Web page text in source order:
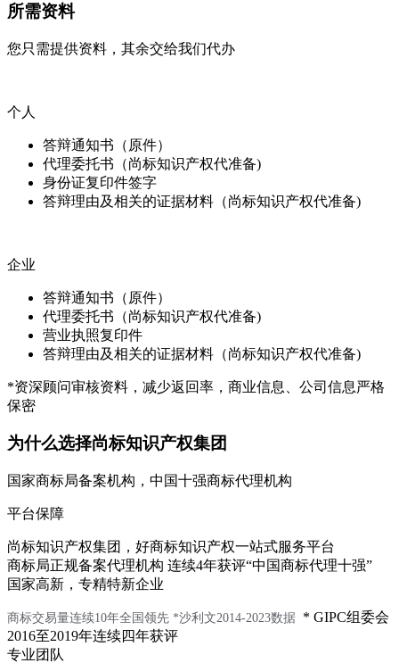
所需资料
您只需提供资料，其余交给我们代办
个人
答辩通知书（原件）
代理委托书（尚标知识产权代准备)
身份证复印件签字
答辩理由及相关的证据材料（尚标知识产权代准备)
企业
答辩通知书（原件）
代理委托书（尚标知识产权代准备)
营业执照复印件
答辩理由及相关的证据材料（尚标知识产权代准备)
*资深顾问审核资料，减少返回率，商业信息、公司信息严格
保密
为什么选择尚标知识产权集团
国家商标局备案机构，中国十强商标代理机构
平台保障
尚标知识产权集团，好商标知识产权一站式服务平台
商标局正规备案代理机构 连续4年获评“中国商标代理十强”
国家高新，专精特新企业
商标交易量连续10年全国领先 *沙利文2014-2023数据 * GIPC组委会
2016至2019年连续四年获评
专业团队